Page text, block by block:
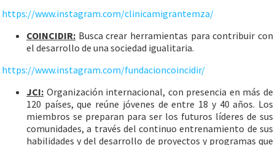
https://www.instagram.com/clinicamigrantemza/
COINCIDIR: Busca crear herramientas para contribuir con
el desarrollo de una sociedad igualitaria.
https://www.instagram.com/fundacioncoincidir/
JCI: Organización internacional, con presencia en más de
120 países, que reúne jóvenes de entre 18 y 40 años. Los
miembros se preparan para ser los futuros líderes de sus
comunidades, a través del continuo entrenamiento de sus
habilidades y del desarrollo de proyectos y programas que